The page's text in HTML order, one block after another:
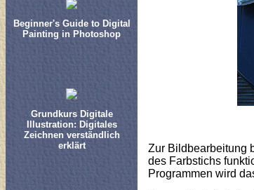
Beginner's Guide to Digital
Painting in Photoshop
Grundkurs Digitale
Illustration: Digitales
Zeichnen verständlich
erklärt
Zur Bildbearbeitung
des Farbstichs
Programmen wird